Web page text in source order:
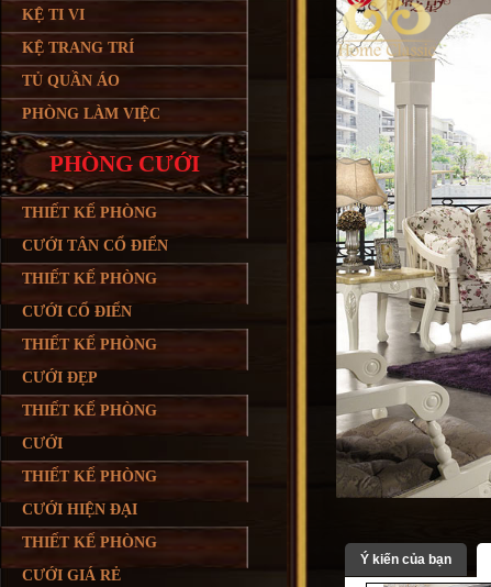
KỆ TI VI
KỆ TRANG TRÍ
TỦ QUẦN ÁO
PHÒNG LÀM VIỆC
PHÒNG CƯỚI
THIẾT KẾ PHÒNG
CƯỚI TÂN CỔ ĐIỂN
THIẾT KẾ PHÒNG
CƯỚI CỔ ĐIỂN
THIẾT KẾ PHÒNG
CƯỚI ĐẸP
THIẾT KẾ PHÒNG
CƯỚI
THIẾT KẾ PHÒNG
CƯỚI HIỆN ĐẠI
THIẾT KẾ PHÒNG
CƯỚI GIÁ RẺ
Ý kiến của bạn